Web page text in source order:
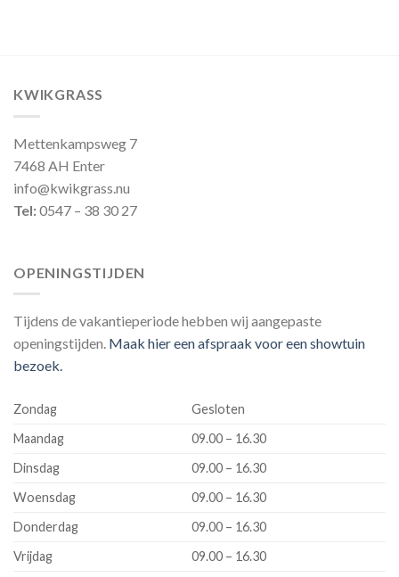
KWIKGRASS
Mettenkampsweg 7
7468 AH Enter
info@kwikgrass.nu
Tel:0547 – 38 30 27
OPENINGSTIJDEN
Tijdens de vakantieperiode hebben wij aangepaste
openingstijden. Maak hier een afspraak voor een showtuin
bezoek.
Zondag
Gesloten
Maandag
09.00 – 16.30
Dinsdag
09.00 – 16.30
Woensdag
09.00 – 16.30
Donderdag
09.00 – 16.30
Vrijdag
09.00 – 16.30